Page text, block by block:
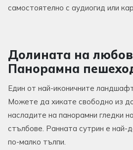
самостоятелно с аудиогид или
Долината на
Панорамна
Един от най-иконичните
Можете да хикате свободно из
насладите на панорамни гледки
стълбове. Ранната сутрин е най-
по-малко тълпи.